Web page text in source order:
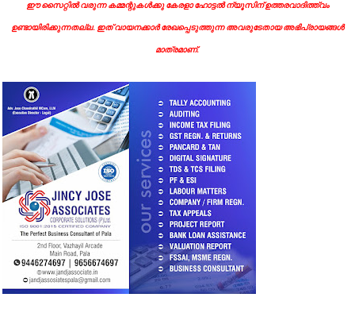
ഈ സൈറ്റിൽ വരുന്ന കമ്മന്റുകൾക്കു കേരളാ ഹോട്ടൽ ന്യൂസിന് ഉത്തരവാദിത്ത്വം
ഉണ്ടായിരിക്കുന്നതല്ല. ഇത് വായനക്കാർ രേഖപ്പെടുത്തുന്ന അവരുടേതായ അഭിപ്രായങ്ങൾ
മാത്രമാണ്.